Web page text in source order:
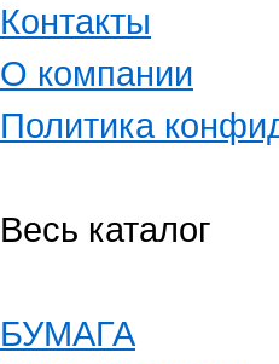
Контакты
О компании
Политика
Весь каталог
БУМАГА